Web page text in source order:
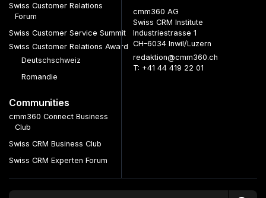
Swiss Customer Relations
Forum
Swiss Customer Service Summit
Swiss Customer Relations Award
Deutschschweiz
Romandie
Communities
cmm360 Connect Business
Club
Swiss CRM Business Club
Swiss CRM Experten Forum
cmm360 AG
Swiss CRM Institute
Industriestrasse 1
CH–6034 Inwil/Luzern
redaktion@cmm360.ch
T: +41 44 419 22 01